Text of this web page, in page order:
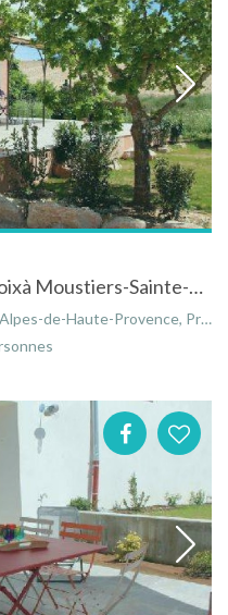
Gite près du lac de Sainte-Croixà Moustiers-Sainte-Marie dans les Alpes-de-Haute-Provence
Provence-Alpes-Côte d'Azur, France